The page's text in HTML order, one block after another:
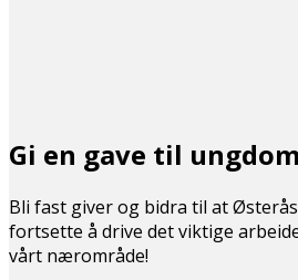
Gi en gave til
Bli fast giver og bidra til at
fortsette å drive det viktige
vårt nærområde!